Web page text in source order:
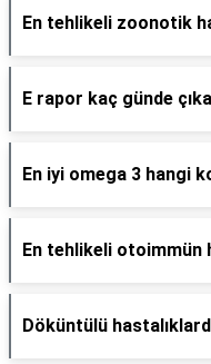
En tehlikeli zoonotik
E rapor kaç günde
En iyi omega 3 hangi
En tehlikeli otoimmün
Döküntülü